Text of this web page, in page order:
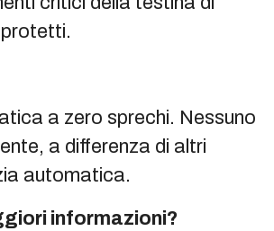
a zero sprechi. Nessuno
a differenza di altri
automatica.
informazioni?